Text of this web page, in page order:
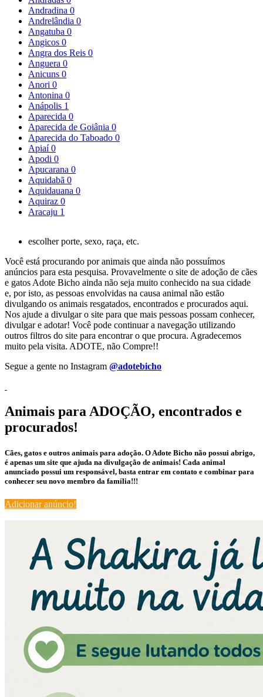
Andradina 0
Andrelândia 0
Angatuba 0
Angicos 0
Angra dos Reis 0
Anguera 0
Anicuns 0
Anori 0
Antonina 0
Anápolis 1
Aparecida 0
Aparecida de Goiânia 0
Aparecida do Taboado 0
Apiaí0
Apodi 0
Apucarana 0
Aquidabã 0
Aquidauana 0
Aquiraz 0
Aracaju 1
escolher porte, sexo, raça, etc.
Você está procurando por animais que ainda não possuímos
anúncios para esta pesquisa. Provavelmente o site de adoção de cães
e gatos Adote Bicho ainda não seja muito conhecido na sua cidade
e, por isto, as pessoas envolvidas na causa animal não estão
divulgando os animais resgatados, encontrados e procurados aqui.
Nos ajude a divulgar o site para que mais pessoas possam conhecer,
divulgar e adotar! Você pode continuar a navegação utilizando
outros filtros do site para encontrar o que procura. Agradecemos
muito pela visita. ADOTE, não Compre!!
Segue a gente no Instagram @adotebicho
Animais para ADOÇÃO, encontrados e
procurados!
Cães, gatos e outros animais para adoção. O Adote Bicho não possui abrigo,
é apenas um site que ajuda na divulgação de animais! Cada animal
anunciado possui um responsável, basta entrar em contato e combinar para
conhecer seu novo membro da família!!!
Adicionar anúncio!